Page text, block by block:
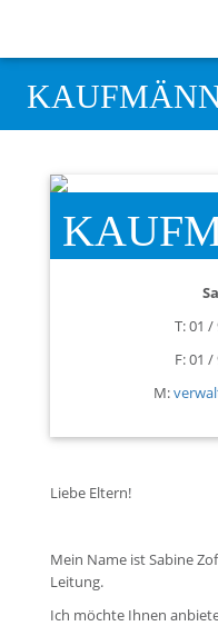
T: 01 /
F: 01 /
M:
Liebe Eltern!
Mein Name ist Sabine
Leitung.
Ich möchte Ihnen